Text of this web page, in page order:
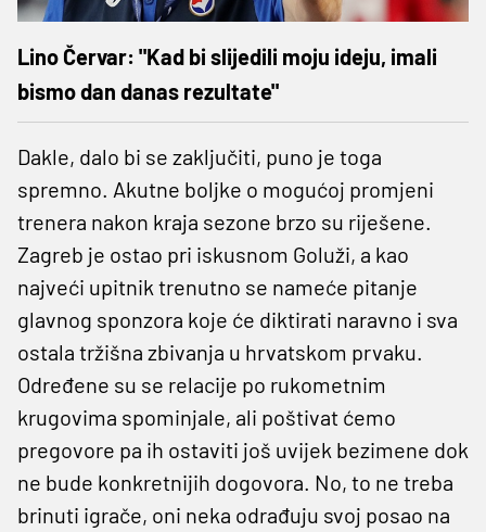
Lino Červar: "Kad bi slijedili moju ideju, imali
bismo dan danas rezultate"
Dakle, dalo bi se zaključiti, puno je toga
spremno. Akutne boljke o mogućoj promjeni
trenera nakon kraja sezone brzo su riješene.
Zagreb je ostao pri iskusnom Goluži, a kao
najveći upitnik trenutno se nameće pitanje
glavnog sponzora koje će diktirati naravno i sva
ostala tržišna zbivanja u hrvatskom prvaku.
Određene su se relacije po rukometnim
krugovima spominjale, ali poštivat ćemo
pregovore pa ih ostaviti još uvijek bezimene dok
ne bude konkretnijih dogovora. No, to ne treba
brinuti igrače, oni neka odrađuju svoj posao na